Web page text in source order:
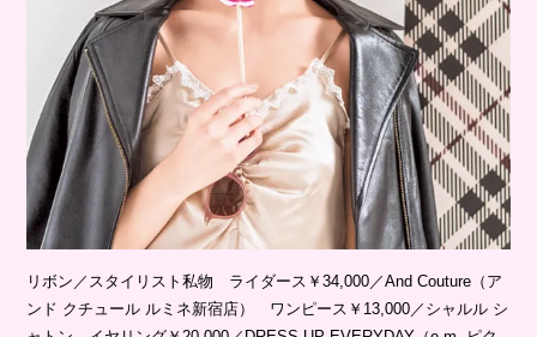
リボン／スタイリスト私物 ライダース￥34,000／And Couture（ア
ンド クチュール ルミネ新宿店） ワンピース￥13,000／シャルル シ